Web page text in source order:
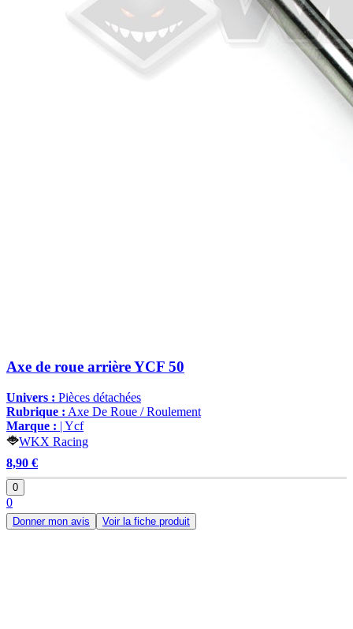
Axe de roue arrière YCF 50
Univers : Pièces détachées
Rubrique : Axe De Roue / Roulement
Marque : | Ycf
WKX Racing
8,90 €
0
0
Donner mon avis Voir la fiche produit